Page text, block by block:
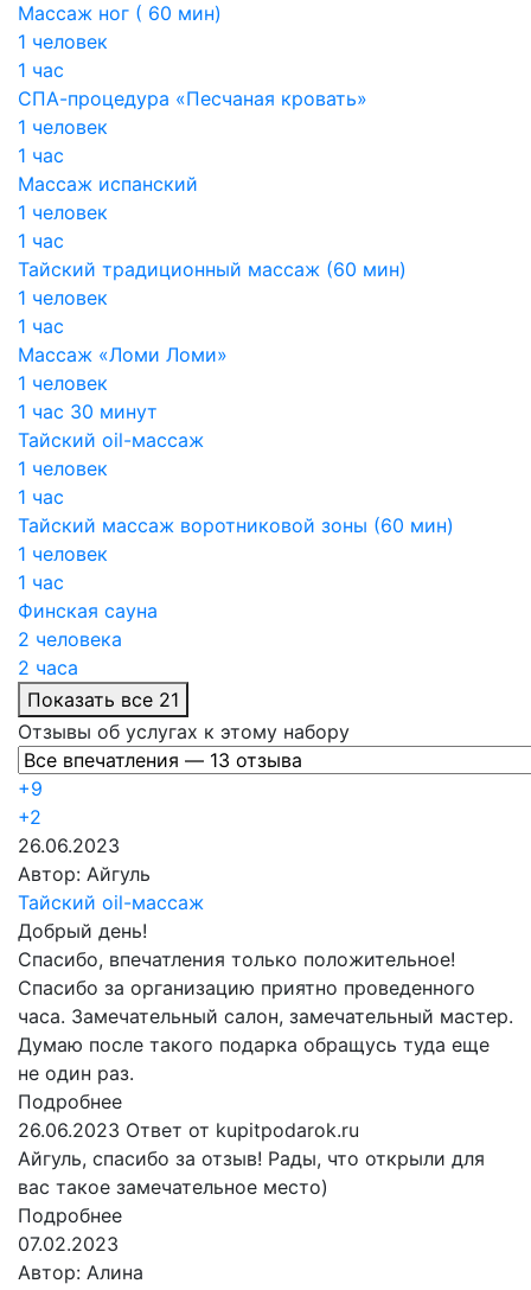
Массаж ног ( 60 мин)
1 человек
1 час
СПА-процедура «Песчаная кровать»
1 человек
1 час
Массаж испанский
1 человек
1 час
Тайский традиционный массаж (60 мин)
1 человек
1 час
Массаж «Ломи Ломи»
1 человек
1 час 30 минут
Тайский oil-массаж
1 человек
1 час
Тайский массаж воротниковой зоны (60 мин)
1 человек
1 час
Финская сауна
2 человека
2 часа
Показать все 21
Отзывы об услугах к этому набору
+9
+2
26.06.2023
Автор: Айгуль
Тайский oil-массаж
Добрый день!
Спасибо, впечатления только положительное!
Спасибо за организацию приятно проведенного
часа. Замечательный салон, замечательный мастер.
Думаю после такого подарка обращусь туда еще
не один раз.
Подробнее
26.06.2023 Ответ от kupitpodarok.ru
Айгуль, спасибо за отзыв! Рады, что открыли для
вас такое замечательное место)
Подробнее
07.02.2023
Автор: Алина